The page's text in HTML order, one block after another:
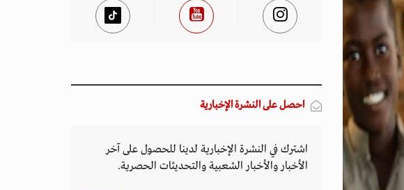
احصل على النشرة الإخبارية
اشترك في النشرة الإخبارية لدينا للحصول على آخر
الأخبار والأخبار الشعبية والتحديثات الحصرية.